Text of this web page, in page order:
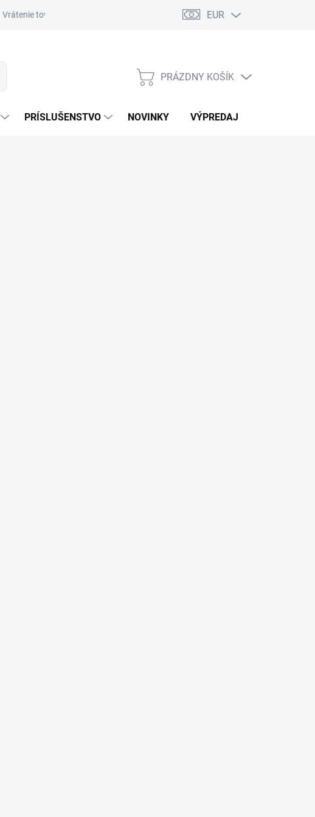
Vrátenie tovaru EUR
NÁKUPNÝ
PRÁZDNY KOŠÍK
PRÍSLUŠENSTVO NOVINKY VÝPREDAJ